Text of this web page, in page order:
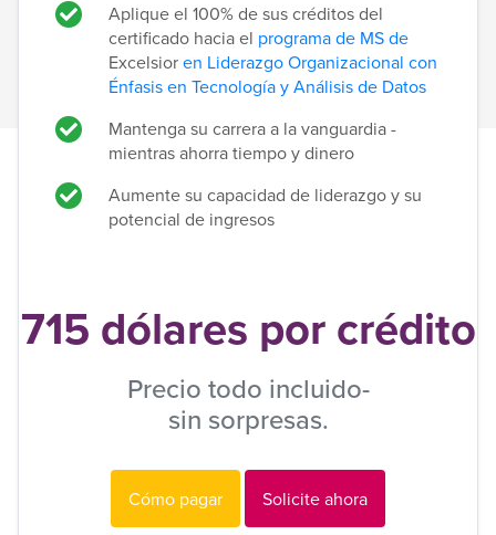
Aplique el 100% de sus créditos del
certificado hacia el programa de MS de
Excelsioren Liderazgo Organizacional con
Énfasis en Tecnología y Análisis de Datos
Mantenga su carrera a la vanguardia -
mientras ahorra tiempo y dinero
Aumente su capacidad de liderazgo y su
potencial de ingresos
715 dólares por crédito
Precio todo incluido-
sin sorpresas.
Cómo pagar Solicite ahora